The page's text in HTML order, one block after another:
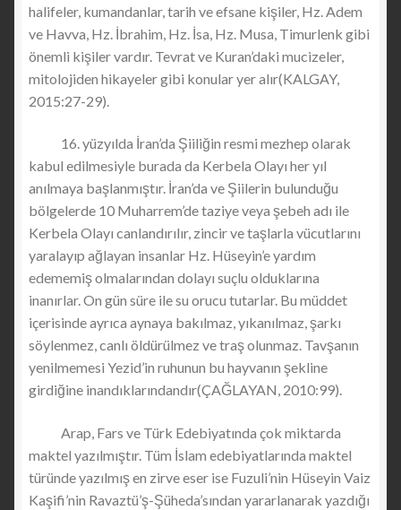
halifeler, kumandanlar, tarih ve efsane kişiler, Hz. Adem
ve Havva, Hz. İbrahim, Hz. İsa, Hz. Musa, Timurlenk gibi
önemli kişiler vardır. Tevrat ve Kuran’daki mucizeler,
mitolojiden hikayeler gibi konular yer alır(KALGAY,
2015:27-29).
16. yüzyılda İran’da Şiiliğin resmi mezhep olarak
kabul edilmesiyle burada da Kerbela Olayı her yıl
anılmaya başlanmıştır. İran’da ve Şiilerin bulunduğu
bölgelerde 10 Muharrem’de taziye veya şebeh adı ile
Kerbela Olayı canlandırılır, zincir ve taşlarla vücutlarını
yaralayıp ağlayan insanlar Hz. Hüseyin’e yardım
edememiş olmalarından dolayı suçlu olduklarına
inanırlar. On gün süre ile su orucu tutarlar. Bu müddet
içerisinde ayrıca aynaya bakılmaz, yıkanılmaz, şarkı
söylenmez, canlı öldürülmez ve traş olunmaz. Tavşanın
yenilmemesi Yezid’in ruhunun bu hayvanın şekline
girdiğine inandıklarındandır(ÇAĞLAYAN, 2010:99).
Arap, Fars ve Türk Edebiyatında çok miktarda
maktel yazılmıştır. Tüm İslam edebiyatlarında maktel
türünde yazılmış en zirve eser ise Fuzuli’nin Hüseyin Vaiz
Kaşifi’nin Ravaztü’ş-Şüheda’sından yararlanarak yazdığı